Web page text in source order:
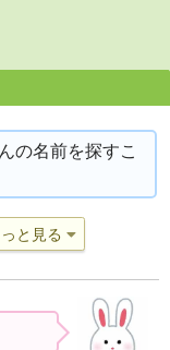
の名前を探すこ
と見る